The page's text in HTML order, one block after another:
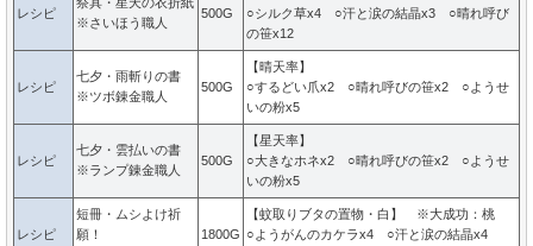
レシピ
※さいほう職人
500G
○シルク草x4 ○汗と涙の結晶x3 ○晴れ呼び
の笹x12
レシピ
七夕・雨斬りの書
※ツボ錬金職人
500G
【晴天率】
○するどい爪x2 ○晴れ呼びの笹x2 ○ようせ
いの粉x5
レシピ
七夕・雲払いの書
※ランプ錬金職人
500G
【星天率】
○大きなホネx2 ○晴れ呼びの笹x2 ○ようせ
いの粉x5
レシピ
短冊・ムシよけ祈
願！
1800G
【蚊取りブタの置物・白】 ※大成功：桃
○ようがんのカケラx4 ○汗と涙の結晶x4